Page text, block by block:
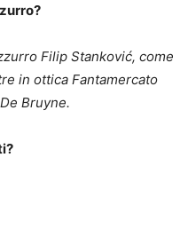
Filip Stanković, come
in ottica Fantamercato
Bruyne.